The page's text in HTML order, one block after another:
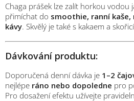
Chaga prášek lze zalít horkou vodou
přimíchat do smoothie, ranní
kávy. Skvělý je také s kakaem a
Dávkování produktu:
Doporučená denní dávka je 1–2
nejlépe ráno nebo dopoledne pro
Pro dosažení efektu užívejte